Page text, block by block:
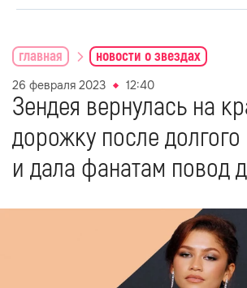
главная новости о звездах
26 февраля 2023 12:40
Зендея вернулась на
дорожку после
и дала фанатам повод